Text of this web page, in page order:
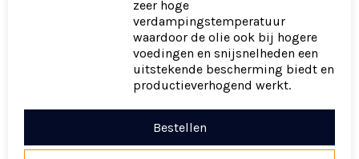
zeer hoge
verdampingstemperatuur
waardoor de olie ook bij hogere
voedingen en snijsnelheden een
uitstekende bescherming biedt en
productieverhogend werkt.
Bestellen